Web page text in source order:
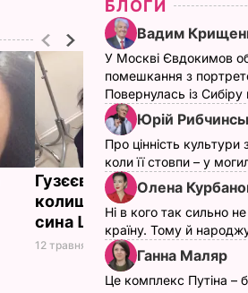
Гузєєва показала
колишню кохану і
сина Шевчука
12 травня, 11.29НОВИНИ
24
БЛОГИ
Вадим
У Москві Євдокимов
помешкання з
Повернулась із
Юрій
Про цінність
коли її стовпи – у
Олена
Ні в кого так сильно
країну. Тому й
Ганна Маляр
Це комплекс Путіна –